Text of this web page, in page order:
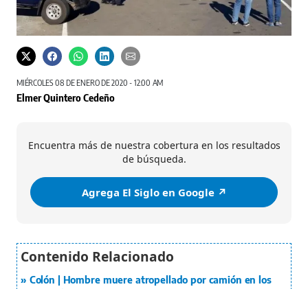
Según las autoridades competentes dentro del vehículo se hallaron varias latas de cervezas
MIÉRCOLES 08 DE ENERO DE 2020 - 12:00 AM
Elmer Quintero Cedeño
Encuentra más de nuestra cobertura en los resultados
de búsqueda.
Agrega El Siglo en Google ↗️
Colón | Hombre muere atropellado por camión en los